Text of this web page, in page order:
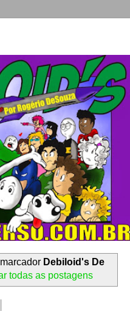
Debiloid's De
todas as postagens